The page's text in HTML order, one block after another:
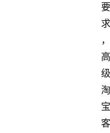
要
求
，
高
级
淘
宝
客